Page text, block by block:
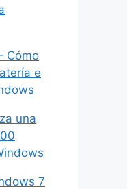
Cómo
e
una
7